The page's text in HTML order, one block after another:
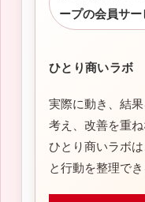
ープの会員サー
ひとり商いラボ
実際に動き、結
考え、改善を重ね
ひとり商いラボ
と行動を整理でき